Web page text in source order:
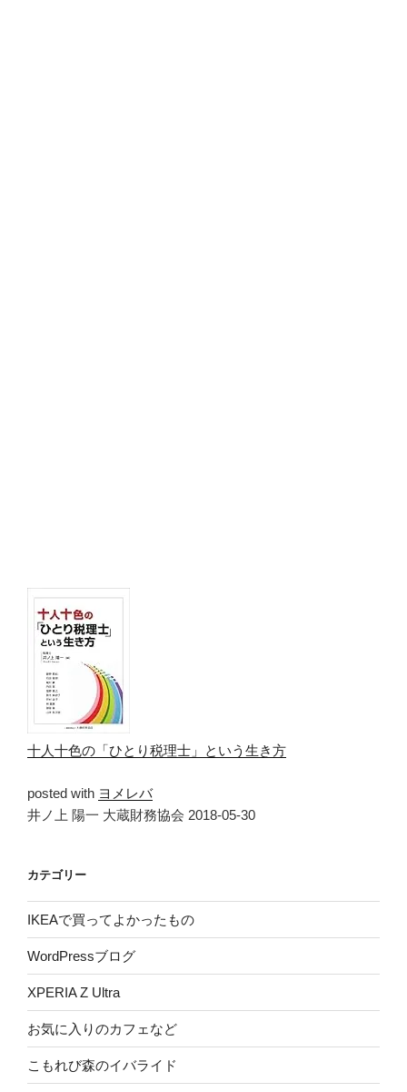
十人十色の「ひとり税理士」という生き方
posted with ヨメレバ
井ノ上 陽一 大蔵財務協会 2018-05-30
カテゴリー
IKEAで買ってよかったもの
WordPressブログ
XPERIA Z Ultra
お気に入りのカフェなど
こもれび森のイバライド